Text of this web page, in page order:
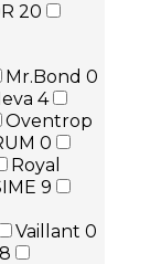
20
Mr.Bond 0
4
Oventrop
0
Royal
9
Vaillant 0